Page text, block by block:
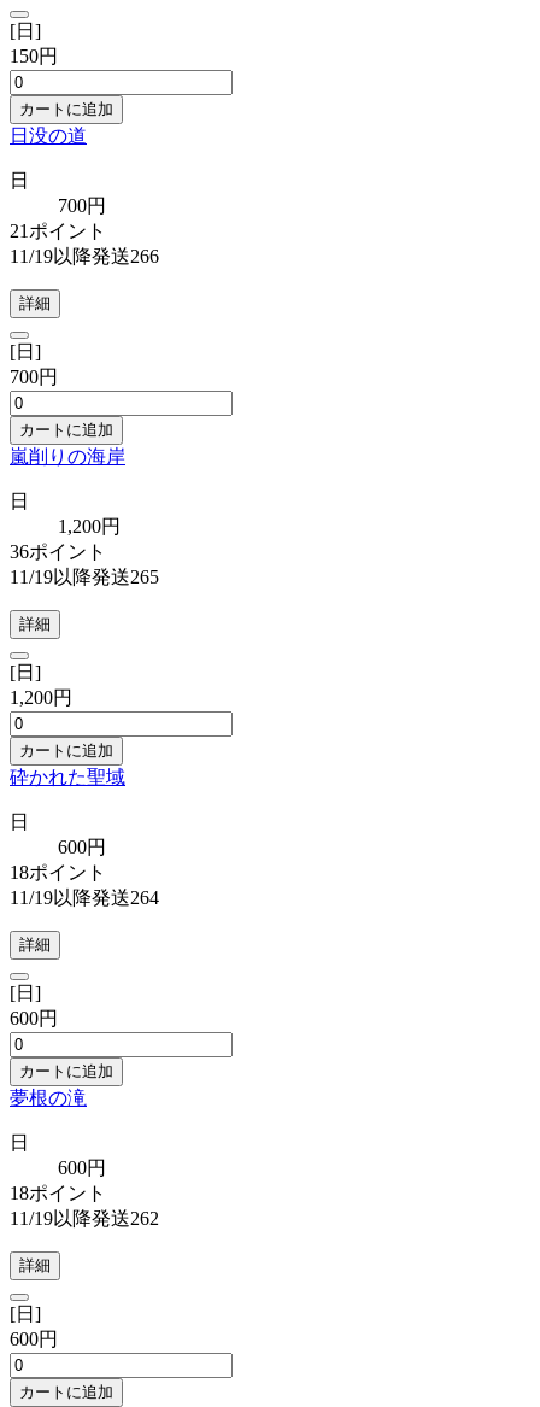
[日]
150円
カートに追加
日没の道
日
700円
21ポイント
11/19以降発送266
詳細
[日]
700円
カートに追加
嵐削りの海岸
日
1,200円
36ポイント
11/19以降発送265
詳細
[日]
1,200円
カートに追加
砕かれた聖域
日
600円
18ポイント
11/19以降発送264
詳細
[日]
600円
カートに追加
夢根の滝
日
600円
18ポイント
11/19以降発送262
詳細
[日]
600円
カートに追加